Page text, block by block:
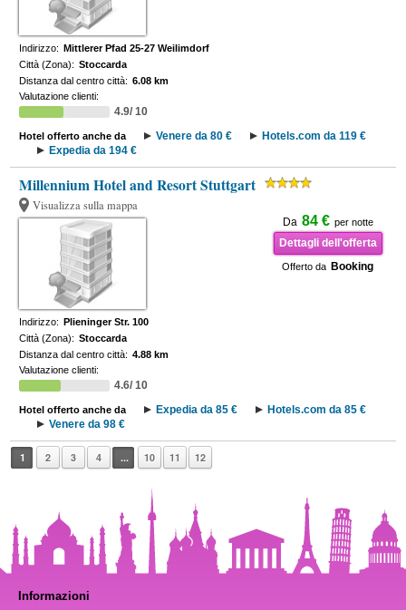
Indirizzo: Mittlerer Pfad 25-27 Weilimdorf
Città (Zona): Stoccarda
Distanza dal centro città: 6.08 km
Valutazione clienti:
4.9/ 10
Hotel offerto anche da Venere da 80 €
Hotels.com da 119 €
Expedia da 194 €
Millennium Hotel and Resort Stuttgart
Visualizza sulla mappa
Da 84 € per notte
Dettagli dell'offerta
Offerto da Booking
Indirizzo: Plieninger Str. 100
Città (Zona): Stoccarda
Distanza dal centro città: 4.88 km
Valutazione clienti:
4.6/ 10
Hotel offerto anche da Expedia da 85 €
Hotels.com da 85 €
Venere da 98 €
1 2 3 4 ... 10 11 12
Informazioni